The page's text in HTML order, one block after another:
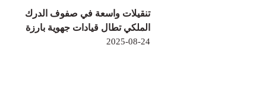
تنقيلات واسعة في صفوف الدرك
الملكي تطال قيادات جهوية بارزة
2025-08-24